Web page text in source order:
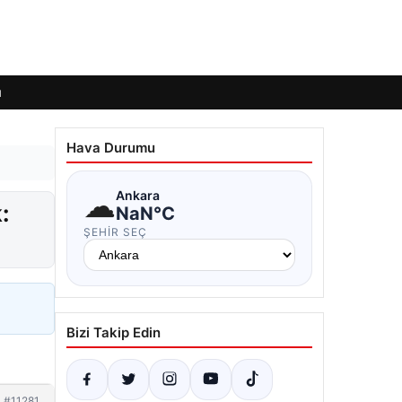
Hava Durumu
☁Ankara
NaN°C
ŞEHIR SEÇ
Bizi Takip Edin